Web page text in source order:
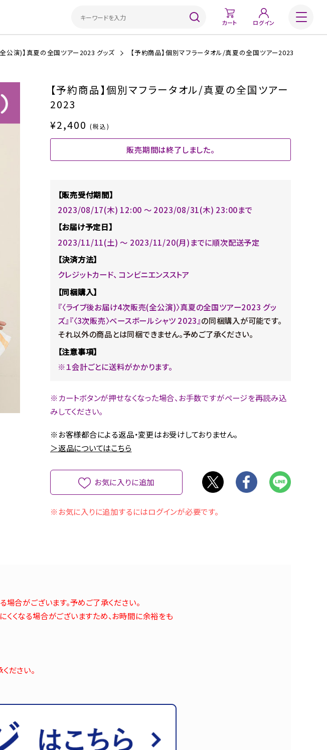
カート ログイン
公演)】真夏の全国ツアー2023 グッズ 【予約商品】個別マフラータオル/真夏の全国ツアー2023
【予約商品】個別マフラータオル/真夏の全国ツアー
2023
¥2,400 (税込)
販売期間は終了しました。
【販売受付期間】
2023/08/17(木) 12:00 〜 2023/08/31(木) 23:00まで
【お届け予定日】
2023/11/11(土) ～ 2023/11/20(月)までに順次配送予定
【決済方法】
クレジットカード、 コンビニエンスストア
【同梱購入】
『〈ライブ後お届け4次販売(全公演)〉真夏の全国ツアー2023 グッ
ズ』『〈3次販売〉ベースボールシャツ 2023』の同梱購入が可能です。
それ以外の商品とは同梱できません。予めご了承ください。
【注意事項】
※１会計ごとに送料がかかります。
※カートボタンが押せなくなった場合、お手数ですがページを再読み込
みしてください。
※お客様都合による返品・変更はお受けしておりません。
＞返品についてはこちら
お気に入りに追加
※お気に入りに追加するにはログインが必要です。
合がございます。予めご了承ください。
くなる場合がございますため、お時間に余裕をも
ださい。